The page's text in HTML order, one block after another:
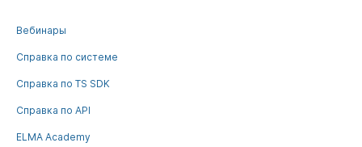
Вебинары
Справка по системе
Справка по TS SDK
Справка по API
ELMA Academy